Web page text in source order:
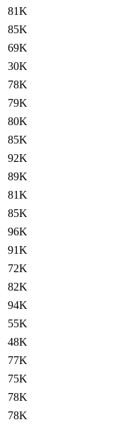
81K
85K
69K
30K
78K
79K
80K
85K
92K
89K
81K
85K
96K
91K
72K
82K
94K
55K
48K
77K
75K
78K
78K